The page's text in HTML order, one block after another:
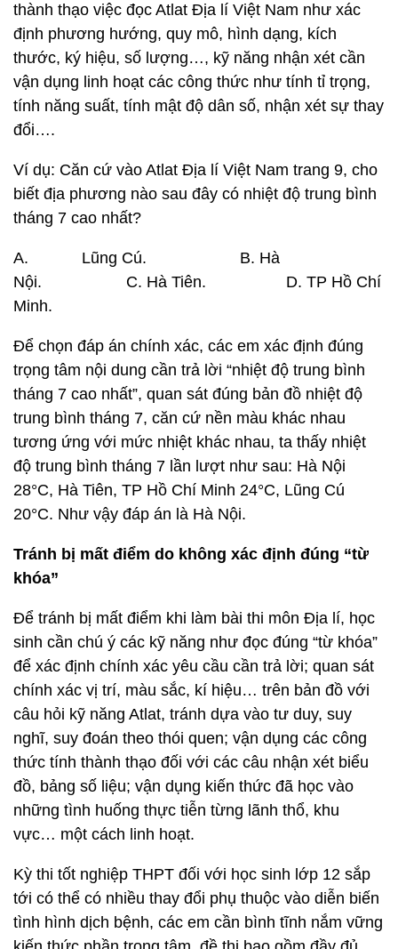
thành thạo việc đọc Atlat Địa lí Việt Nam như xác
định phương hướng, quy mô, hình dạng, kích
thước, ký hiệu, số lượng…, kỹ năng nhận xét cần
vận dụng linh hoạt các công thức như tính tỉ trọng,
tính năng suất, tính mật độ dân số, nhận xét sự thay
đổi….
Ví dụ: Căn cứ vào Atlat Địa lí Việt Nam trang 9, cho
biết địa phương nào sau đây có nhiệt độ trung bình
tháng 7 cao nhất?
A. Lũng Cú. B. Hà
Nội. C. Hà Tiên. D. TP Hồ Chí
Minh.
Để chọn đáp án chính xác, các em xác định đúng
trọng tâm nội dung cần trả lời “nhiệt độ trung bình
tháng 7 cao nhất”, quan sát đúng bản đồ nhiệt độ
trung bình tháng 7, căn cứ nền màu khác nhau
tương ứng với mức nhiệt khác nhau, ta thấy nhiệt
độ trung bình tháng 7 lần lượt như sau: Hà Nội
28°C, Hà Tiên, TP Hồ Chí Minh 24°C, Lũng Cú
20°C. Như vậy đáp án là Hà Nội.
Tránh bị mất điểm do không xác định đúng “từ
khóa”
Để tránh bị mất điểm khi làm bài thi môn Địa lí, học
sinh cần chú ý các kỹ năng như đọc đúng “từ khóa”
để xác định chính xác yêu cầu cần trả lời; quan sát
chính xác vị trí, màu sắc, kí hiệu… trên bản đồ với
câu hỏi kỹ năng Atlat, tránh dựa vào tư duy, suy
nghĩ, suy đoán theo thói quen; vận dụng các công
thức tính thành thạo đối với các câu nhận xét biểu
đồ, bảng số liệu; vận dụng kiến thức đã học vào
những tình huống thực tiễn từng lãnh thổ, khu
vực… một cách linh hoạt.
Kỳ thi tốt nghiệp THPT đối với học sinh lớp 12 sắp
tới có thể có nhiều thay đổi phụ thuộc vào diễn biến
tình hình dịch bệnh, các em cần bình tĩnh nắm vững